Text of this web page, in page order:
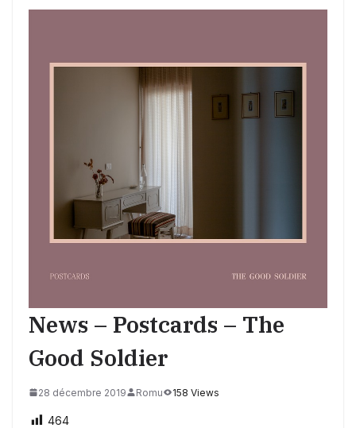
News – Postcards – The
Good Soldier
28 décembre 2019 Romu 158 Views
464